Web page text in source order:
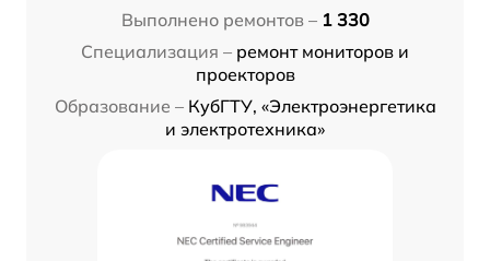
Выполнено ремонтов – 1 330
Специализация – ремонт мониторов и
проекторов
Образование – КубГТУ, «Электроэнергетика
и электротехника»